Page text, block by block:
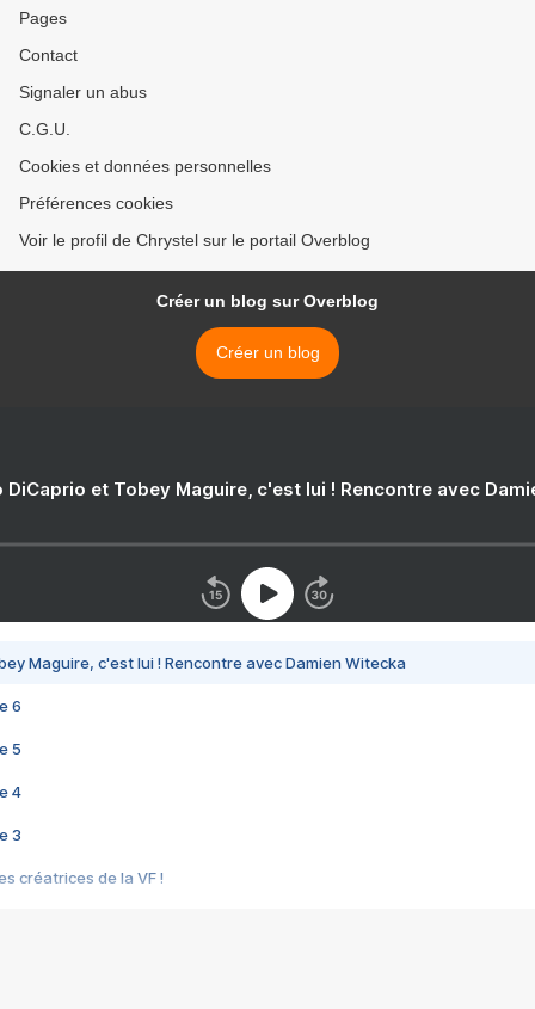
Pages
Contact
Signaler un abus
C.G.U.
Cookies et données personnelles
Préférences cookies
Voir le profil de Chrystel sur le portail Overblog
Créer un blog sur Overblog
Créer un blog
DiCaprio et Tobey Maguire, c'est lui ! Rencontre avec
Maguire, c'est lui ! Rencontre avec Damien Witecka
6
5
4
3
créatrices de la VF !